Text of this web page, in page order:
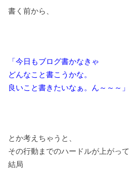
書く前から、
「今日もブログ書かなきゃ
どんなこと書こうかな。
良いこと書きたいなぁ。ん～～～」
とか考えちゃうと、
その行動までのハードルが上がって
結局